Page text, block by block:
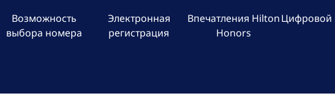
Возможность
выбора номера
Электронная
регистрация
Впечатления Hilton
Honors
Цифровой